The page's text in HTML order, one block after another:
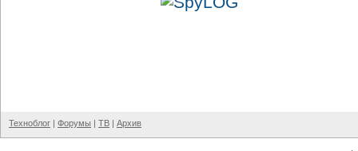
Техноблог | Форумы | ТВ | Архив